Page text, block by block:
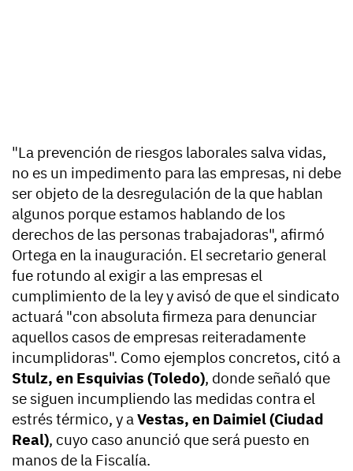
"La prevención de riesgos laborales salva vidas,
no es un impedimento para las empresas, ni debe
ser objeto de la desregulación de la que hablan
algunos porque estamos hablando de los
derechos de las personas trabajadoras", afirmó
Ortega en la inauguración. El secretario general
fue rotundo al exigir a las empresas el
cumplimiento de la ley y avisó de que el sindicato
actuará "con absoluta firmeza para denunciar
aquellos casos de empresas reiteradamente
incumplidoras". Como ejemplos concretos, citó a
Stulz, en Esquivias (Toledo), donde señaló que
se siguen incumpliendo las medidas contra el
estrés térmico, y aVestas, en Daimiel (Ciudad
Real), cuyo caso anunció que será puesto en
manos de la Fiscalía.